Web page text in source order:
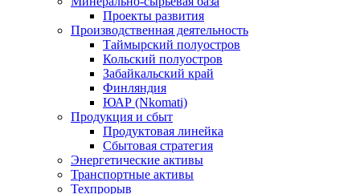
Проекты развития
Производственная деятельность
Таймырский полуостров
Кольский полуостров
Забайкальский край
Финляндия
ЮАР (Nkomati)
Продукция и сбыт
Продуктовая линейка
Сбытовая стратегия
Энергетические активы
Транспортные активы
Техпрорыв